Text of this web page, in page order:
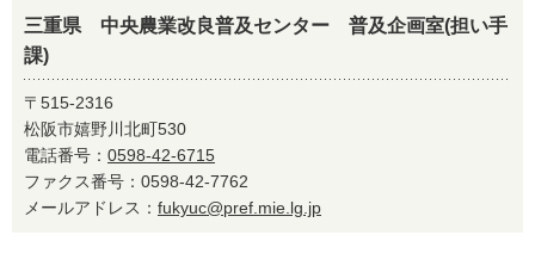
三重県 中央農業改良普及センター 普及企画室(担い手
課)
〒515-2316
松阪市嬉野川北町530
電話番号： 0598-42-6715
ファクス番号：0598-42-7762
メールアドレス： fukyuc@pref.mie.lg.jp